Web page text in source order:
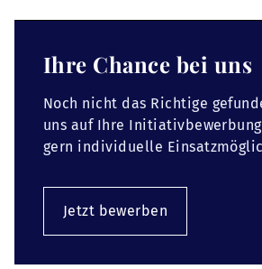
Ihre Chance bei uns
Noch nicht das Richtige
uns auf Ihre
gern individuelle
Jetzt bewerben